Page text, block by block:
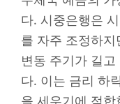
다. 시중은행은
를 자주 조정하
변동 주기가 길
다. 이는 금리 하
을 세우기에 적합